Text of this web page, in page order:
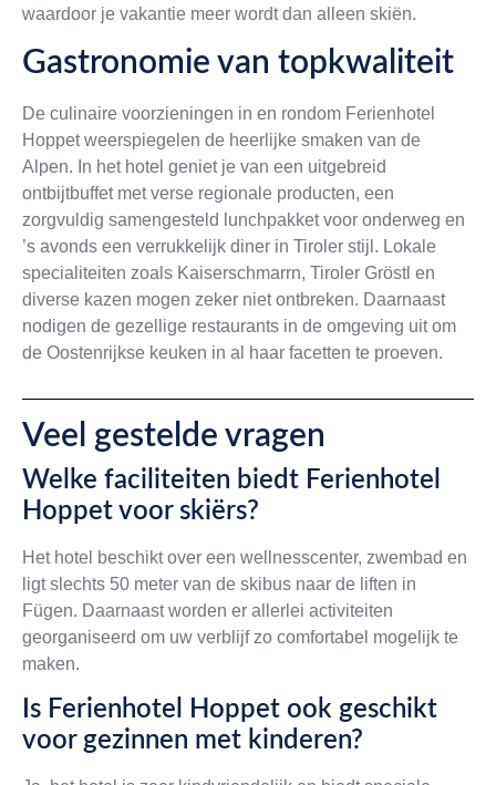
waardoor je vakantie meer wordt dan alleen skiën.
Gastronomie van topkwaliteit
De culinaire voorzieningen in en rondom Ferienhotel
Hoppet weerspiegelen de heerlijke smaken van de
Alpen. In het hotel geniet je van een uitgebreid
ontbijtbuffet met verse regionale producten, een
zorgvuldig samengesteld lunchpakket voor onderweg en
’s avonds een verrukkelijk diner in Tiroler stijl. Lokale
specialiteiten zoals Kaiserschmarrn, Tiroler Gröstl en
diverse kazen mogen zeker niet ontbreken. Daarnaast
nodigen de gezellige restaurants in de omgeving uit om
de Oostenrijkse keuken in al haar facetten te proeven.
Veel gestelde vragen
Welke faciliteiten biedt Ferienhotel
Hoppet voor skiërs?
Het hotel beschikt over een wellnesscenter, zwembad en
ligt slechts 50 meter van de skibus naar de liften in
Fügen. Daarnaast worden er allerlei activiteiten
georganiseerd om uw verblijf zo comfortabel mogelijk te
maken.
Is Ferienhotel Hoppet ook geschikt
voor gezinnen met kinderen?